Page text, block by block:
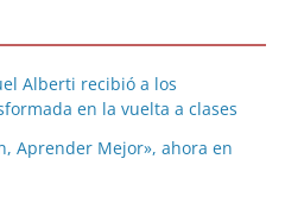
Alberti recibió a los
en la vuelta a clases
Aprender Mejor», ahora en